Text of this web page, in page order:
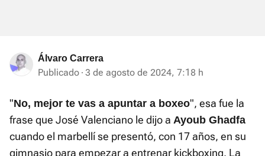
Álvaro Carrera
Publicado 3 de agosto de 2024, 7:18 h
"No, mejor te vas a apuntar a boxeo", esa fue la
frase que José Valenciano le dijo a Ayoub Ghadfa
cuando el marbellí se presentó, con 17 años, en su
gimnasio para empezar a entrenar kickboxing. La